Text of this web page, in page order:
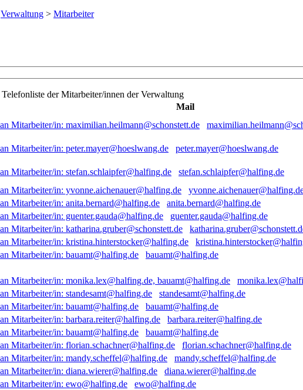
Verwaltung > Mitarbeiter
Telefonliste der Mitarbeiter/innen der Verwaltung
Mail
peter.mayer@hoeslwang.de
stefan.schlaipfer@halfing.de
anita.bernard@halfing.de
guenter.gauda@halfing.de
bauamt@halfing.de
standesamt@halfing.de
bauamt@halfing.de
barbara.reiter@halfing.de
bauamt@halfing.de
florian.schachner@halfing.de
mandy.scheffel@halfing.de
diana.wierer@halfing.de
ewo@halfing.de